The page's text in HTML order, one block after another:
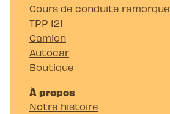
Cours de conduite remorque
TPP 121
Camion
Autocar
Boutique
À propos
Notre histoire